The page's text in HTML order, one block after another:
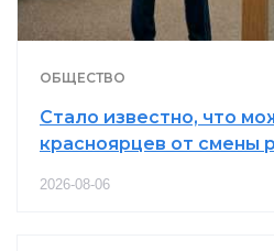
ОБЩЕСТВО
Стало известно, что
красноярцев от смены
2026-08-06